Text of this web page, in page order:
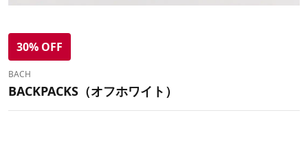
30% OFF
BACH
BACKPACKS（オフホワイト）